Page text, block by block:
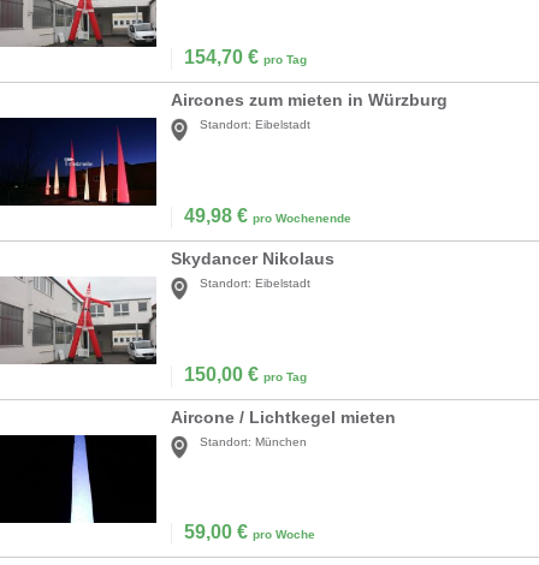
154,70 € pro Tag
Aircones zum mieten in Würzburg
Standort: Eibelstadt
49,98 € pro Wochenende
Skydancer Nikolaus
Standort: Eibelstadt
150,00 € pro Tag
Aircone / Lichtkegel mieten
Standort: München
59,00 € pro Woche